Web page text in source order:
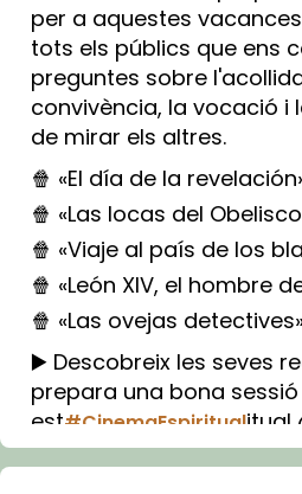
per a aquestes
tots els públics que ens
preguntes sobre
convivència, la vocació i
de mirar els altres.
🍿 «El día de la
🍿 «Las locas del
🍿 «Viaje al país de los
🍿 «León XIV, el hombre
🍿 «Las ovejas
▶️ Descobreix les seves
prepara una bona
est#CinemaEspiritualitual
Imatge: Generada amb